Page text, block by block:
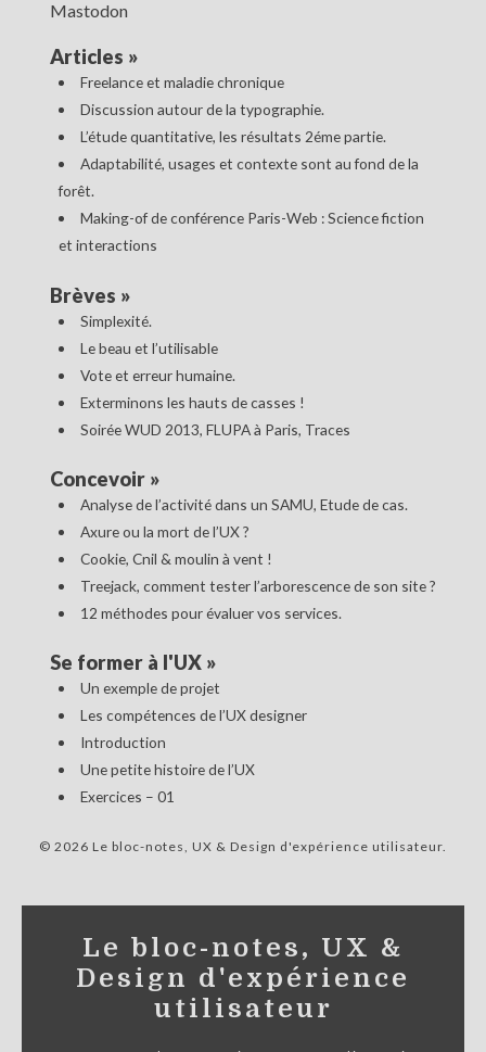
Mastodon
Articles »
Freelance et maladie chronique
Discussion autour de la typographie.
L’étude quantitative, les résultats 2éme partie.
Adaptabilité, usages et contexte sont au fond de la
forêt.
Making-of de conférence Paris-Web : Science fiction
et interactions
Brèves »
Simplexité.
Le beau et l’utilisable
Vote et erreur humaine.
Exterminons les hauts de casses !
Soirée WUD 2013, FLUPA à Paris, Traces
Concevoir»
Analyse de l’activité dans un SAMU, Etude de cas.
Axure ou la mort de l’UX ?
Cookie, Cnil & moulin à vent !
Treejack, comment tester l’arborescence de son site ?
12 méthodes pour évaluer vos services.
Se former à l'UX»
Un exemple de projet
Les compétences de l’UX designer
Introduction
Une petite histoire de l’UX
Exercices – 01
© 2026 Le bloc-notes, UX & Design d'expérience utilisateur
Le bloc-notes, UX &
Design d'expérience
utilisateur